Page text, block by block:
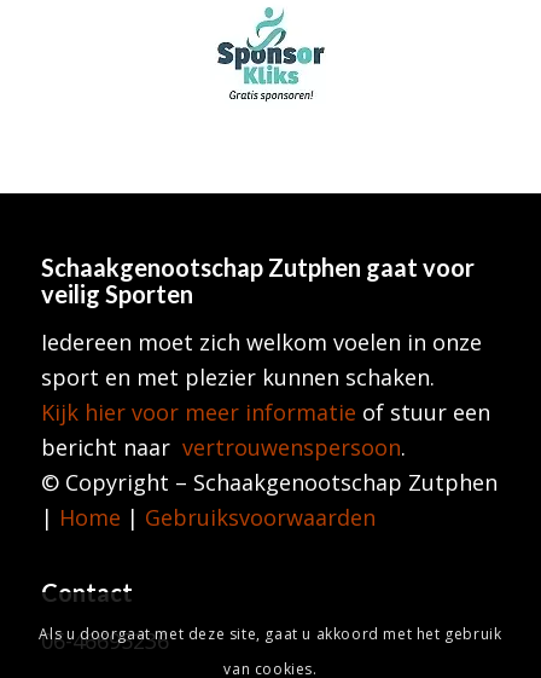
Schaakgenootschap Zutphen gaat voor
veilig Sporten
Iedereen moet zich welkom voelen in onze
sport en met plezier kunnen schaken.
Kijk hier voor meer informatie of stuur een
bericht naar vertrouwenspersoon.
© Copyright – Schaakgenootschap Zutphen
| Home | Gebruiksvoorwaarden
Contact
06-46695236
Als u doorgaat met deze site, gaat u akkoord met het gebruik
van cookies.